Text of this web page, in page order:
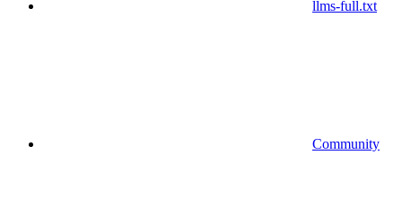
llms-full.txt
Community